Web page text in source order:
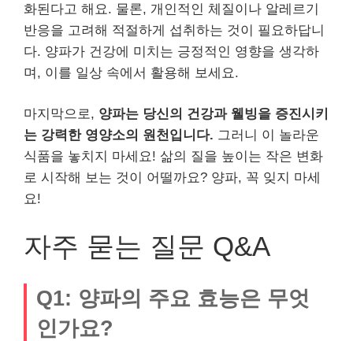
화된다고 해요. 물론, 개인적인 체질이나 알레르기
반응을 고려해 적절하게 섭취하는 것이 필요하답니
다. 양파가 건강에 미치는 긍정적인 영향을 생각하
며, 이를 일상 속에서 활용해 보세요.
마지막으로, 양파는 당신의 건강과 웰빙을 증진시키
는 강력한 영양소의 원천입니다. 그러니 이 놀라운
식품을 놓치지 마세요! 삶의 질을 높이는 작은 변화
로 시작해 보는 것이 어떨까요? 양파, 꼭 잊지 마세
요!
자주 묻는 질문 Q&A
Q1: 양파의 주요 효능은 무엇
인가요?